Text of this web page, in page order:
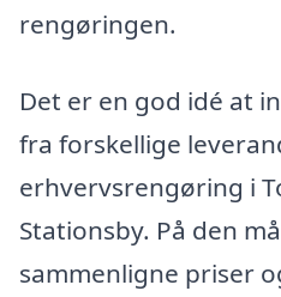
rengøringen.
Det er en god idé at
fra forskellige
erhvervsrengøring i
Stationsby. På den
sammenligne priser